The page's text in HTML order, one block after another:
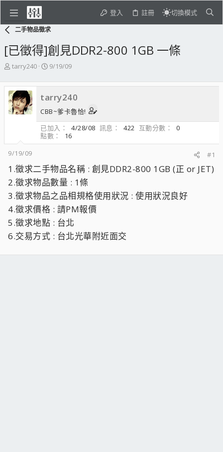
登入 註冊 切換模式
二手物品徵求
[已徵得]創見DDR2-800 1GB 一條
主
發
起
人
tarry240
開
日
期
9/19/09
tarry240
CBB~爹卡魯恰!
已加入
4/28/08 訊息 422 互動分數
0
點數
16
9/19/09
#1
1.徵求二手物品名稱 : 創見DDR2-800 1GB (正 or JET)
2.徵求物品數量 : 1條
3.徵求物品之品相規格使用狀況 : 使用狀況良好
4.徵求價格 : 請PM報價
5.徵求地點 : 台北
6.交易方式 : 台北光華附近面交